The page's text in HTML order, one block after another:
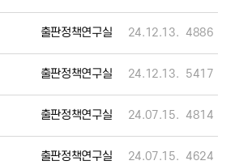
출판정책연구실 24.12.13. 4886
출판정책연구실 24.12.13. 5417
출판정책연구실 24.07.15. 4814
출판정책연구실 24.07.15. 4624